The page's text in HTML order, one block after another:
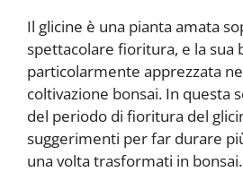
Il glicine è una pianta amata
spettacolare fioritura, e la sua
particolarmente apprezzata
coltivazione bonsai. In questa
del periodo di fioritura del
suggerimenti per far durare
una volta trasformati in bonsai.